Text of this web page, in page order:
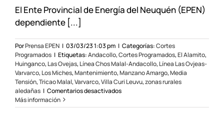
servicio
en
El Ente Provincial de Energía del Neuquén (EPEN)
dependiente [...]
PorPrensa EPEN | 03/03/23 1:03 pm | Categorías:Cortes
Programados | Etiquetas:Andacollo,Cortes Programados,El Alamito,
Huinganco, Las Ovejas, Línea Chos Malal-Andacollo, Línea Las Ovjeas-
Varvarco, Los Miches,Mantenimiento,Manzano Amargo,Media
Tensión,Tricao Malal,Varvarco,Villa Curi Leuvu,zonas rurales
aledañas | Comentarios desactivadosen
programados
Más información